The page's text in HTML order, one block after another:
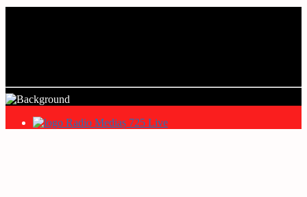
Radio Mediaș 725 Live